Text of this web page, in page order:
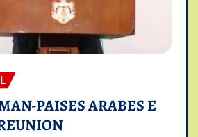
PAISES ARABES E